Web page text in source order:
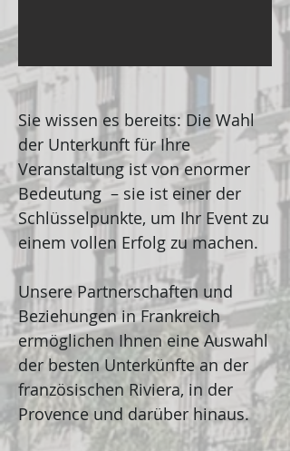
Sie wissen es bereits: Die Wahl
der Unterkunft für Ihre
Veranstaltung ist von enormer
Bedeutung – sie ist einer der
Schlüsselpunkte, um Ihr Event zu
einem vollen Erfolg zu machen.
Unsere Partnerschaften und
Beziehungen in Frankreich
ermöglichen Ihnen eine Auswahl
der besten Unterkünfte an der
französischen Riviera, in der
Provence und darüber hinaus.